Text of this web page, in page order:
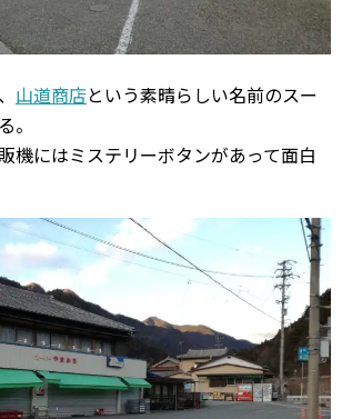
山道商店という素晴らしい名前のスー
。
機にはミステリーボタンがあって面白